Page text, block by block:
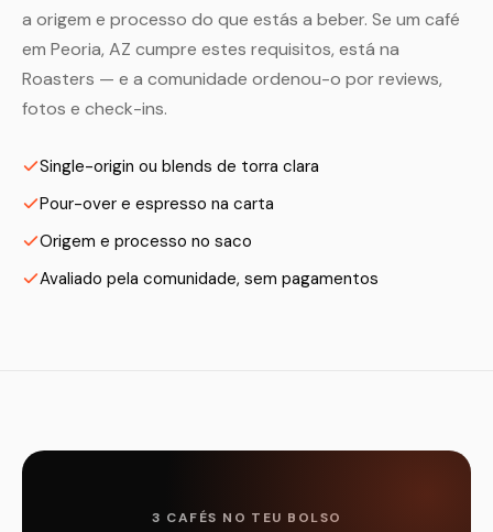
a origem e processo do que estás a beber. Se um café
em Peoria, AZ cumpre estes requisitos, está na
Roasters — e a comunidade ordenou-o por reviews,
fotos e check-ins.
Single-origin ou blends de torra clara
Pour-over e espresso na carta
Origem e processo no saco
Avaliado pela comunidade, sem pagamentos
3 CAFÉS NO TEU BOLSO